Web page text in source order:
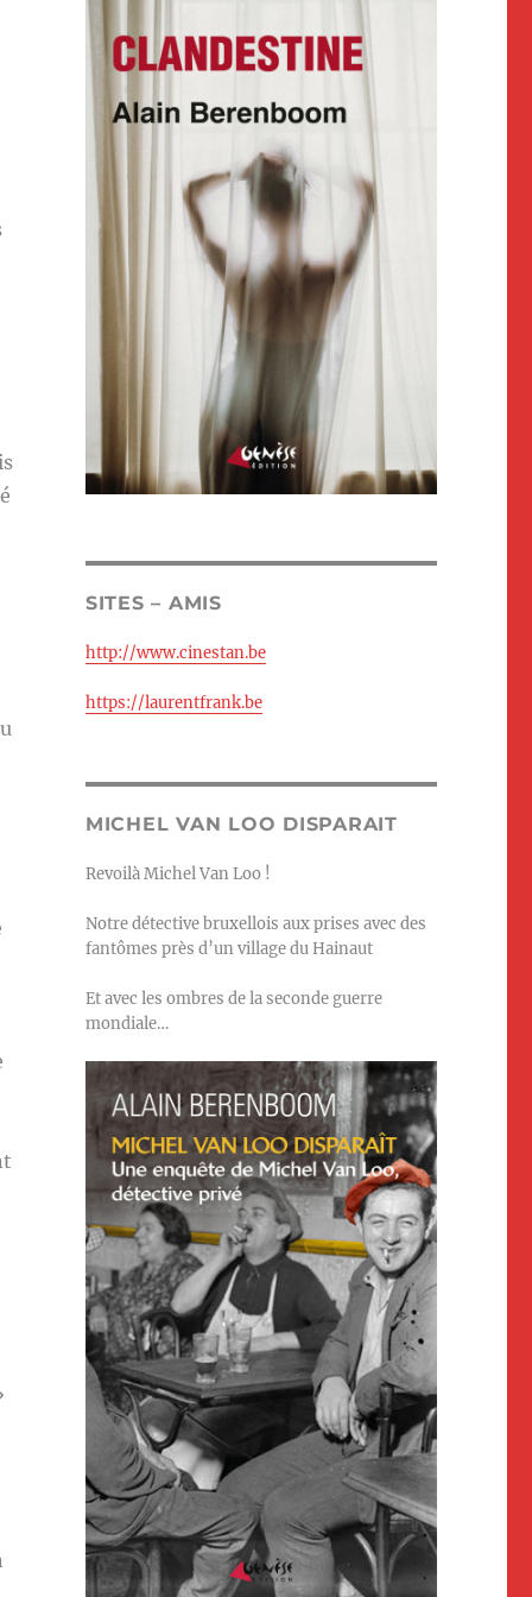
SITES – AMIS
http://www.cinestan.be
https://laurentfrank.be
MICHEL VAN LOO DISPARAIT
Revoilà Michel Van Loo !
Notre détective bruxellois aux prises avec des
fantômes près d’un village du Hainaut
Et avec les ombres de la seconde guerre
mondiale…